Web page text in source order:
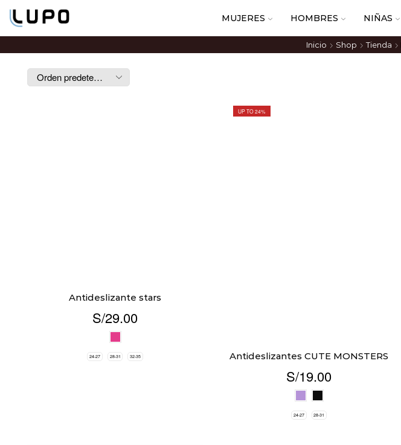
MUJERES HOMBRES NIÑAS
Inicio Shop Tienda
Antideslizante stars
S/29.00
24-27 28-31 32-35
UP TO 24%
Antideslizantes CUTE MONSTERS
S/19.00
24-27 28-31